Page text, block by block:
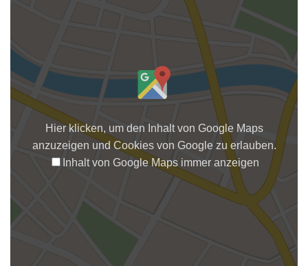
Hier klicken, um den Inhalt von Google Maps
anzuzeigen und Cookies von Google zu erlauben.
Inhalt von Google Maps immer anzeigen